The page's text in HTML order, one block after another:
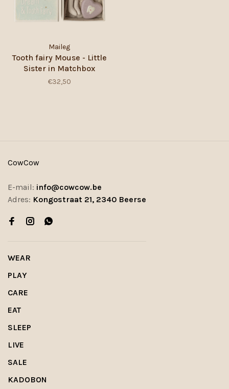
Maileg
Tooth fairy Mouse - Little
Sister in Matchbox
€32,50
CowCow
E-mail: info@cowcow.be
Adres: Kongostraat 21, 2340 Beerse
WEAR
PLAY
CARE
EAT
SLEEP
LIVE
SALE
KADOBON